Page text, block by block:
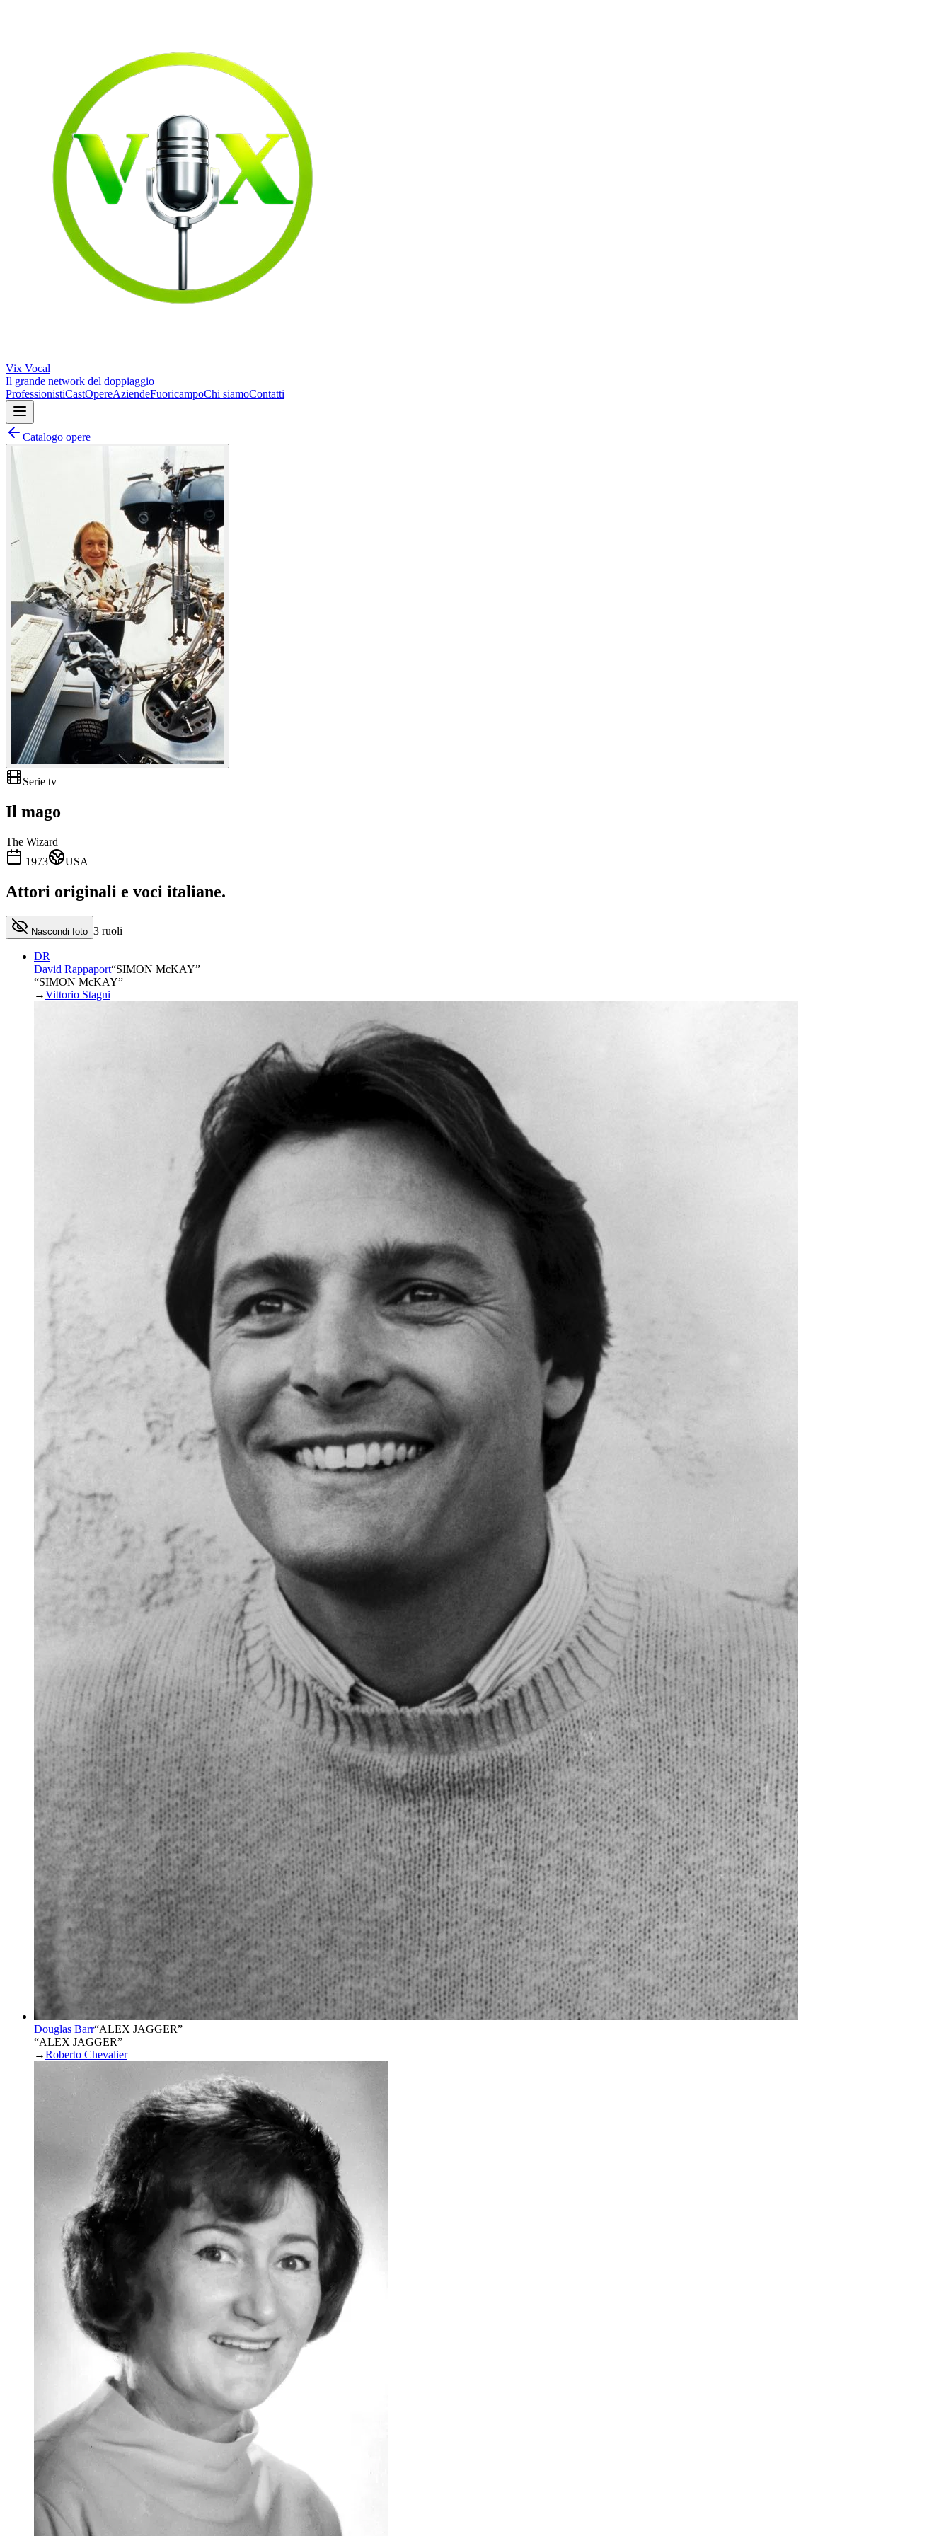
Vix Vocal
Il grande network del doppiaggio
ProfessionistiCastOpereAziendeFuoricampoChi siamoContatti
Catalogo opere
Serie tv
Il mago
The Wizard
1973
USA
Attori originali e voci italiane.
Nascondi foto 3 ruoli
DR
David Rappaport“SIMON McKAY”
“SIMON McKAY”
→Vittorio Stagni
Douglas Barr“ALEX JAGGER”
“ALEX JAGGER”
→Roberto Chevalier